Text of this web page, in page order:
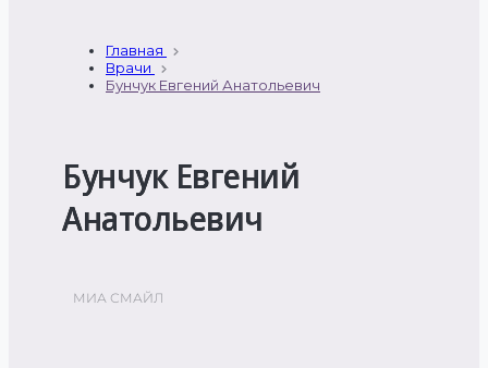
Главная
Врачи
Бунчук Евгений Анатольевич
Бунчук Евгений
Анатольевич
МИА СМАЙЛ